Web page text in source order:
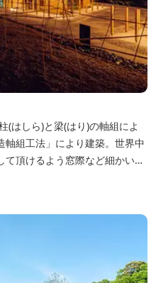
組工法」により建築。世界中
頂けるよう窓際など細かいデ
成る旅籠棟では各棟1階に入居
された世界観を各客室でお楽